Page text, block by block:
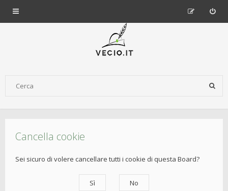
Cancella cookie
Sei sicuro di volere cancellare tutti i cookie di questa Board?